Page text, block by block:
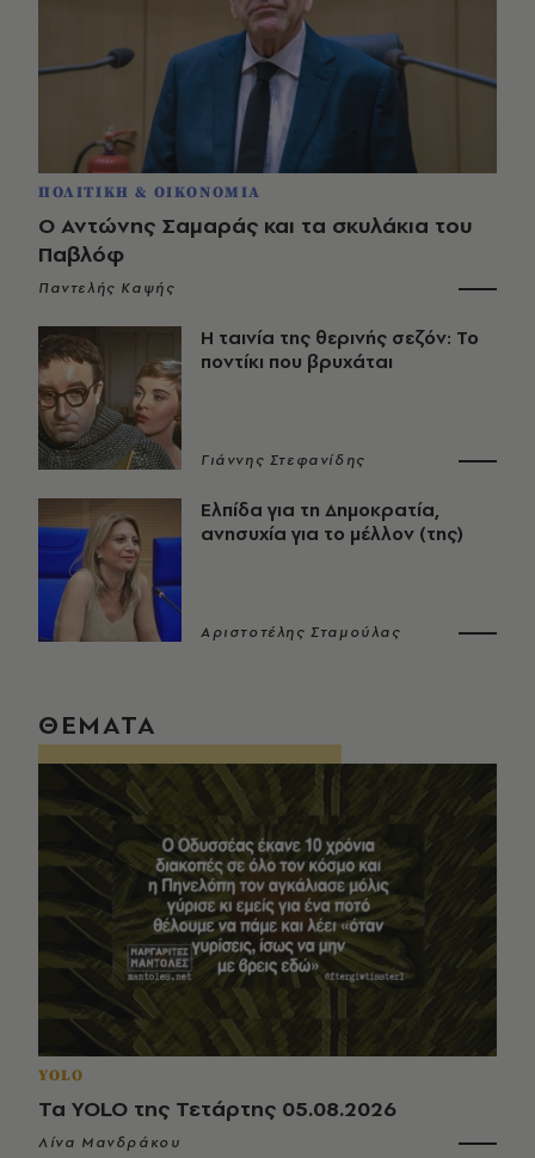
ΠΟΛΙΤΙΚΗ & ΟΙΚΟΝΟΜΙΑ
Ο Αντώνης Σαμαράς και τα σκυλάκια του
Παβλόφ
Παντελής Καψής
Η ταινία της θερινής σεζόν: Το
ποντίκι που βρυχάται
Γιάννης Στεφανίδης
Ελπίδα για τη Δημοκρατία,
ανησυχία για το μέλλον (της)
Αριστοτέλης Σταμούλας
ΘΕΜΑΤΑ
YOLO
Τα YOLO της Τετάρτης 05.08.2026
Λίνα Μανδράκου